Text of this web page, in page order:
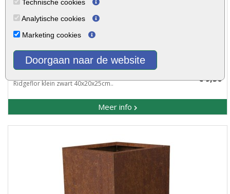
Technische cookies
Analytische cookies
Marketing cookies
Doorgaan naar de website
Ridgeflor klein zwart 40x20x25cm
Ridgeflor klein zwart 40x20x25cm..
Meer info
€ 9,50